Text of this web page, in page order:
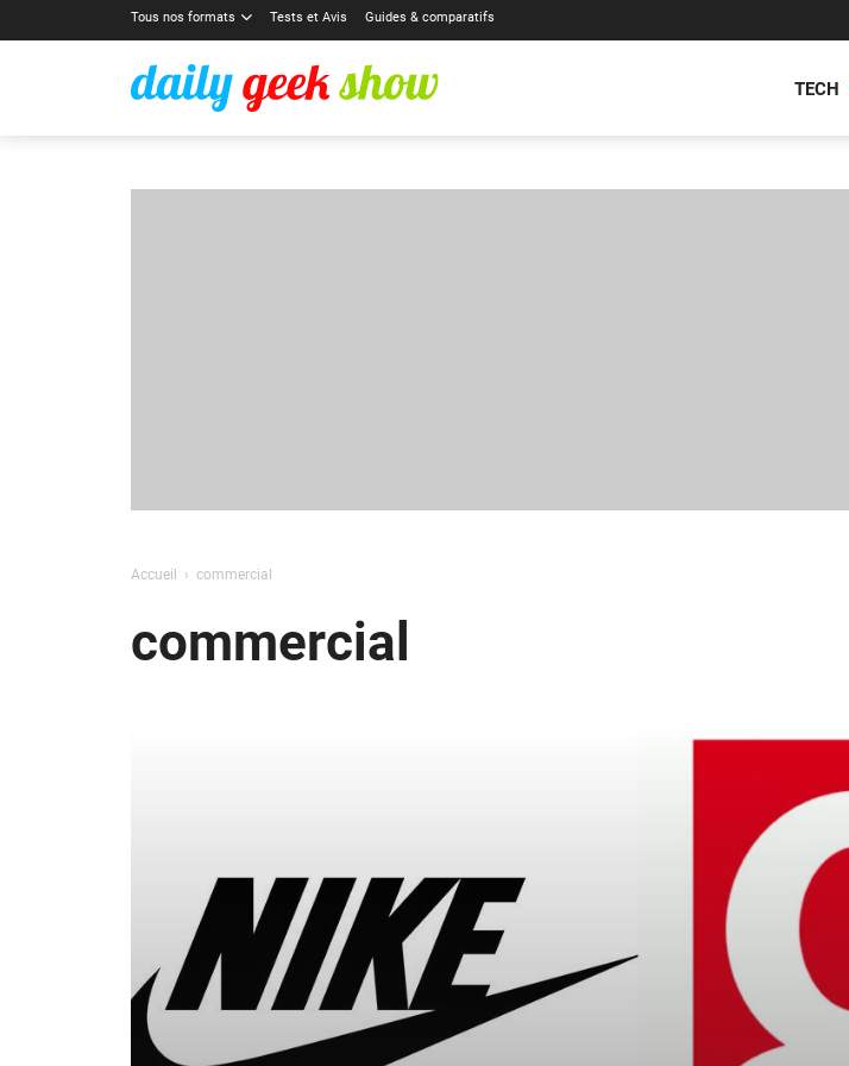
Tous nos formats Tests et Avis Guides & comparatifs
TECH
Accueil commercial
commercial